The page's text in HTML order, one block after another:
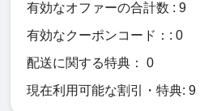
有効なオファーの合計数 : 9
有効なクーポンコード：: 0
配送に関する特典： 0
現在利用可能な割引・特典: 9